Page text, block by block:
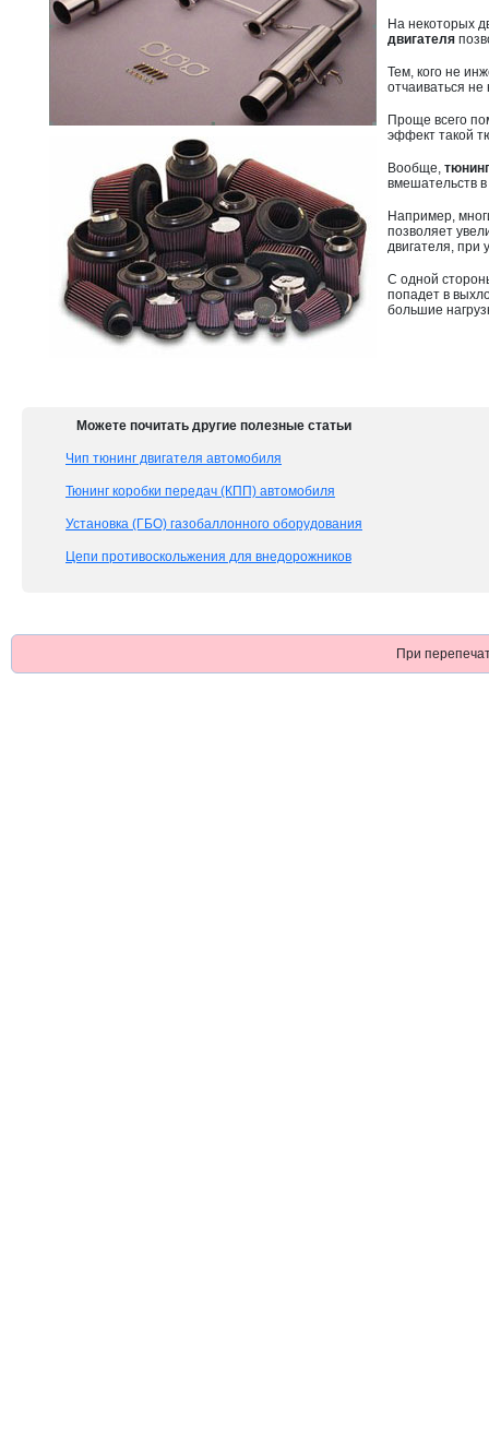
На некоторых
двигателя
Тем, кого не
отчаиваться
Проще всего
эффект такой
Вообще,
вмешательств
Например,
позволяет
двигателя, при
С одной
попадет в
большие
Можете почитать другие полезные статьи
Чип тюнинг двигателя автомобиля
Тюнинг коробки передач (КПП) автомобиля
Установка (ГБО) газобаллонного оборудования
Цепи противоскольжения для внедорожников
При